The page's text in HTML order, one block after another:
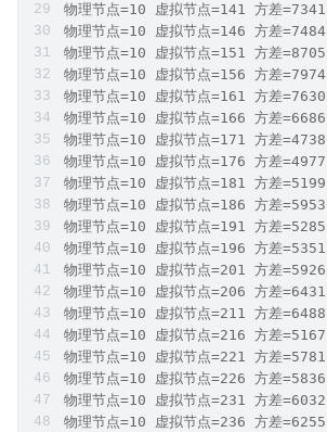
物理节点=10 虚拟节点=141 方差=7341
物理节点=10 虚拟节点=146 方差=7484
物理节点=10 虚拟节点=151 方差=8705
物理节点=10 虚拟节点=156 方差=7974
物理节点=10 虚拟节点=161 方差=7630
物理节点=10 虚拟节点=166 方差=6686
物理节点=10 虚拟节点=171 方差=4738
物理节点=10 虚拟节点=176 方差=4977
物理节点=10 虚拟节点=181 方差=5199
物理节点=10 虚拟节点=186 方差=5953
物理节点=10 虚拟节点=191 方差=5285
物理节点=10 虚拟节点=196 方差=5351
物理节点=10 虚拟节点=201 方差=5926
物理节点=10 虚拟节点=206 方差=6431
物理节点=10 虚拟节点=211 方差=6488
物理节点=10 虚拟节点=216 方差=5167
物理节点=10 虚拟节点=221 方差=5781
物理节点=10 虚拟节点=226 方差=5836
物理节点=10 虚拟节点=231 方差=6032
物理节点=10 虚拟节点=236 方差=6255